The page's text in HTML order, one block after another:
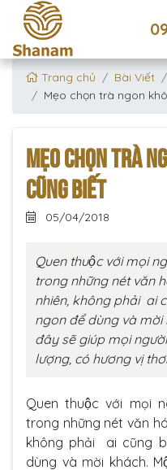
Trang chủ Bài Viết
Mẹo chọn trà ngon
MẸO CHỌN TRÀ
CŨNG BIẾT
05/04/2018
Quen thuộc với mọi
trong những nét văn
nhiên, không phải ai
ngon để dùng và mời
đây sẽ giúp mọi
lượng, có hương vị
Quen thuộc với mọi
trong những nét văn
không phải ai cũng
dùng và mời khách.